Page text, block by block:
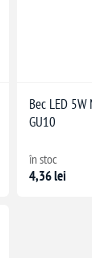
Bec LED
GU10
în stoc
4,36 lei